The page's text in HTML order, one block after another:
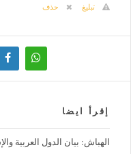
تبليغ
حذف
إقرأ ايضا
الهباش: بيان الدول العربية